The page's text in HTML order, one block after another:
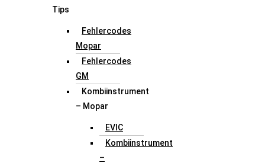
Tips
Fehlercodes
Mopar
Fehlercodes
GM
Kombiinstrument
– Mopar
EVIC
Kombiinstrument
–